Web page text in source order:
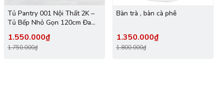
Tủ Pantry 001 Nội Thất 2K –
Tủ Bếp Nhỏ Gọn 120cm Đa
1.550.000₫
1.750.000₫
Bàn trà , bàn cà phê
1.350.000₫
1.800.000₫